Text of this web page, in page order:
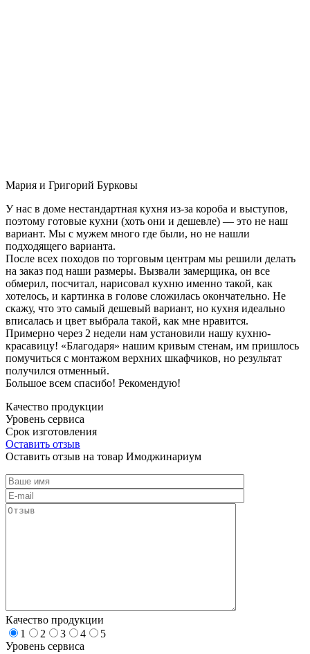
Мария и Григорий Бурковы
У нас в доме нестандартная кухня из-за короба и выступов,
поэтому готовые кухни (хоть они и дешевле) — это не наш
вариант. Мы с мужем много где были, но не нашли
подходящего варианта.
После всех походов по торговым центрам мы решили делать
на заказ под наши размеры. Вызвали замерщика, он все
обмерил, посчитал, нарисовал кухню именно такой, как
хотелось, и картинка в голове сложилась окончательно. Не
скажу, что это самый дешевый вариант, но кухня идеально
вписалась и цвет выбрала такой, как мне нравится.
Примерно через 2 недели нам установили нашу кухню-
красавицу! «Благодаря» нашим кривым стенам, им пришлось
помучиться с монтажом верхних шкафчиков, но результат
получился отменный.
Большое всем спасибо! Рекомендую!
Качество продукции
Уровень сервиса
Срок изготовления
Оставить отзыв
Оставить отзыв на товар Имоджинариум
Качество продукции
1
2 3 4
5
Уровень сервиса